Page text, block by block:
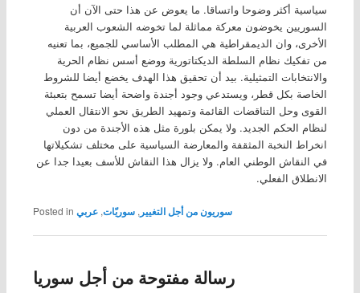
سياسية أكثر وضوحا واتساقا. ما يعوض عن هذا حتى الآن أن
السوريين يخوضون معركة مماثلة لما تخوضه الشعوب العربية
الأخرى، وان الديمقراطية هي المطلب الأساسي للجميع، بما تعنيه
من تفكيك نظام السلطة الديكتاتورية ووضع أسس نظام الحرية
والانتخابات التمثيلية. بيد أن تحقيق هذا الهدف يخضع أيضا للشروط
الخاصة بكل قطر، ويستدعي وجود أجندة واضحة أيضا تسمح بتعبئة
القوى وحل التناقضات القائمة وتمهيد الطريق نحو الانتقال العملي
لنظام الحكم الجديد. ولا يمكن بلورة مثل هذه الأجندة من دون
انخراط النخبة المثقفة والمعارضة السياسية على مختلف تشكيلاتها
في النقاش الوطني العام. ولا يزال هذا النقاش للأسف بعيدا جدا عن
الانطلاق الفعلي.
Posted in سوريون من أجل التغيير ,سوريّات,عربي
رسالة مفتوحة من أجل سوريا